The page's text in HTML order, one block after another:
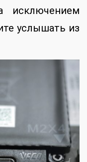
исключением
услышать из